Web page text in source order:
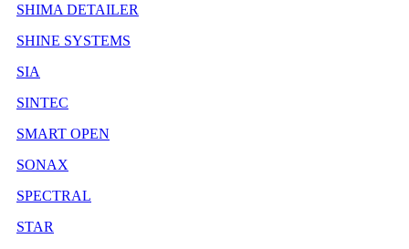
SHIMA DETAILER
SHINE SYSTEMS
SIA
SINTEC
SMART OPEN
SONAX
SPECTRAL
STAR